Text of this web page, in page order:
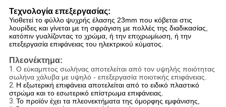
Τεχνολογία επεξεργασίας:
Υιοθετεί το φύλλο ψυχρής έλασης 23mm που κόβεται στις
λουρίδες και γίνεται με τη σφράγιση με πολλές της διαδικασίας,
κατόπιν γυαλίζοντας το χρώμα, ή την επιχρωμίωση, ή την
επεξεργασία επιφάνειας του ηλεκτρικού κύματος.
Πλεονέκτημα:
1. Ο εύκαμπτος σωλήνας αποτελείται από τον υψηλής ποιότητας
σωλήνα χάλυβα με υψηλό - επεξεργασία ποιοτικής επιφάνειας.
2. Η εξωτερική επιφάνεια αποτελείται από το ειδικό πλαστικό
στρώμα και το εσωτερικό επίστρωμα επιφάνειας.
3. Το προϊόν έχει τα πλεονεκτήματα της όμορφης εμφάνισης,